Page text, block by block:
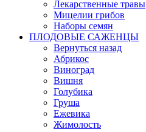
Лекарственные травы
Мицелии грибов
Наборы семян
ПЛОДОВЫЕ САЖЕНЦЫ
Вернуться назад
Абрикос
Виноград
Вишня
Голубика
Груша
Ежевика
Жимолость